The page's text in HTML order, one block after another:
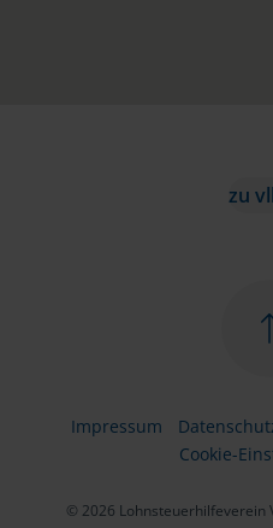
zu
Impressum
Cookie-
© 2026 Lohnsteuerhilfeverein